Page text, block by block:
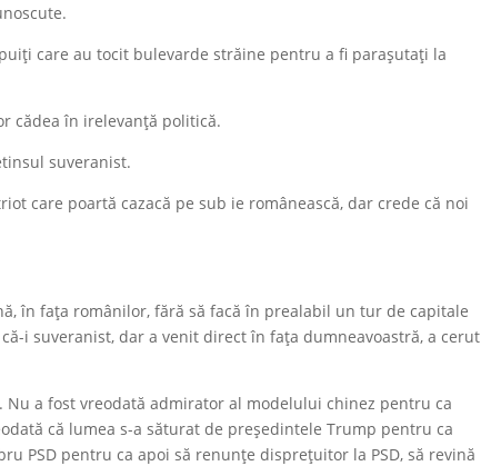
care au tocit bulevarde străine pentru a fi parașutați la
cădea în irelevanță politică.
suveranist.
care poartă cazacă pe sub ie românească, dar crede că noi
în fața românilor, fără să facă în prealabil un tur de capitale
i suveranist, dar a venit direct în fața dumneavoastră, a cerut
a fost vreodată admirator al modelului chinez pentru ca
că lumea s-a săturat de președintele Trump pentru ca
PSD pentru ca apoi să renunțe disprețuitor la PSD, să revină